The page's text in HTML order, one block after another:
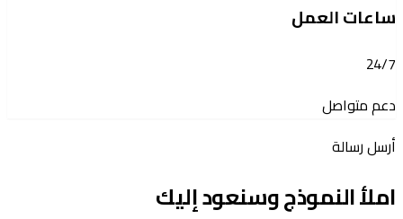
ساعات العمل
24/7
دعم متواصل
أرسل رسالة
املأ النموذج وسنعود إليك